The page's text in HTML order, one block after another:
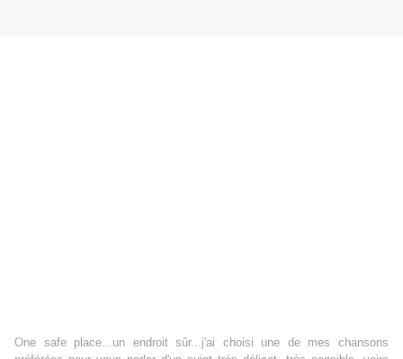
One safe place...un endroit sûr...j'ai choisi une de mes chansons